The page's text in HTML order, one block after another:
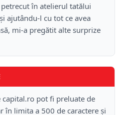
în atelierul tatălui
ajutându-l cu tot ce avea
mi-a pregătit alte surprize
pot fi preluate de
în limita a 500 de caractere și